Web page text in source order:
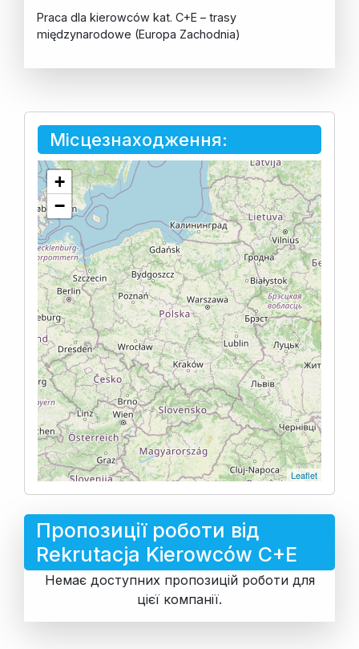
Praca dla kierowców kat. C+E – trasy
międzynarodowe (Europa Zachodnia)
Місцезнаходження:
+
−
Leaflet
Пропозиції роботи від
Rekrutacja Kierowców C+E
Немає доступних пропозицій роботи для
цієї компанії.